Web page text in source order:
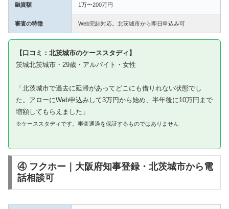
融資額 1万〜200万円
審査の特徴 Web完結対応。北茨城市から即日申込み可
【口コミ：北茨城市のケーススタディ】
茨城北茨城市・29歳・アルバイト・女性
「北茨城市で過去に延滞があってどこにも借りれない状態でし
た。アローにWeb申込みして3万円から始め、半年後に10万円まで
増額してもらえました」
※ケーススタディです。審査通過を保証するものではありません
④ フクホー｜大阪府知事登録・北茨城市から電
話相談可